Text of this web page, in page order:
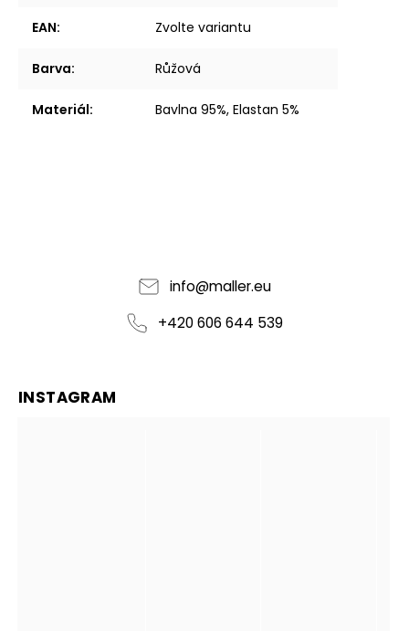
EAN: Zvolte variantu
Barva: Růžová
Materiál: Bavlna 95%, Elastan 5%
info@maller.eu
+420 606 644 539
INSTAGRAM